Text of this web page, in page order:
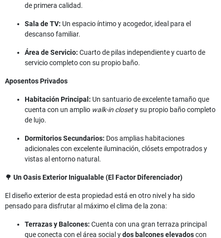
de primera calidad.
Sala de TV: Un espacio íntimo y acogedor, ideal para el
descanso familiar.
Área de Servicio: Cuarto de pilas independiente y cuarto de
servicio completo con su propio baño.
Aposentos Privados
Habitación Principal: Un santuario de excelente tamaño que
cuenta con un amplio walk-in closety su propio baño completo
de lujo.
Dormitorios Secundarios: Dos amplias habitaciones
adicionales con excelente iluminación, clósets empotrados y
vistas al entorno natural.
🌳 Un Oasis Exterior Inigualable (El Factor Diferenciador)
El diseño exterior de esta propiedad está en otro nivel y ha sido
pensado para disfrutar al máximo el clima de la zona:
Terrazas y Balcones: Cuenta con una gran terraza principal
que conecta con el área social ydos balcones elevadoscon